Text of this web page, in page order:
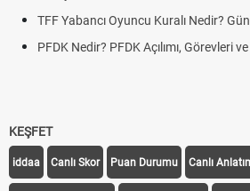
TFF Yabancı Oyuncu Kuralı Nedir?
PFDK Nedir? PFDK Açılımı, Görevleri
KEŞFET
iddaa Canlı Skor Puan Durumu Canlı